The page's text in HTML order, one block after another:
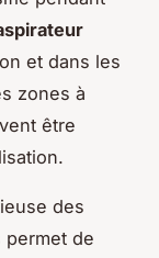
et dans les
zones à
être
des
permet de